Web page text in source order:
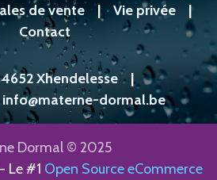
de vente | Vie privée |
Contact
Xhendelesse|
info@materne-dormal.be
Dormal © 2025
- Le #1 Open Source eCommerce